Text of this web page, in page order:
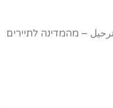
– מהמדינה לתיירים